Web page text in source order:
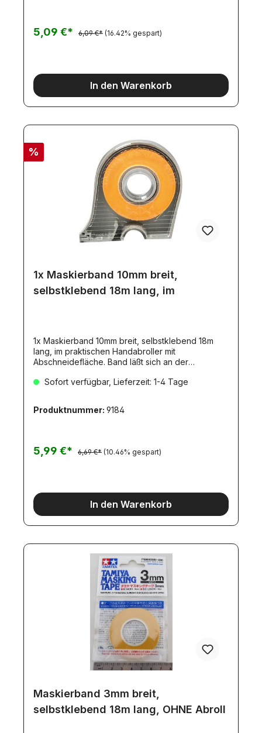
5,09 €* 6,09 €* (16.42% gespart)
In den Warenkorb
%
1x Maskierband 10mm breit,
selbstklebend 18m lang, im
1x Maskierband 10mm breit, selbstklebend 18m
lang, im praktischen Handabroller mit
Abschneidefläche. Band läßt sich an der
Sofort verfügbar, Lieferzeit: 1-4 Tage
Produktnummer: 9184
5,99 €* 6,69 €* (10.46% gespart)
In den Warenkorb
Maskierband 3mm breit,
selbstklebend 18m lang, OHNE Abroll